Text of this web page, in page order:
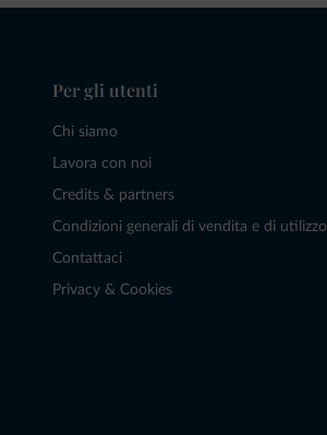
Per gli utenti
Chi siamo
Lavora con noi
Credits & partners
Condizioni generali di vendita e di utilizzo
Contattaci
Privacy & Cookies